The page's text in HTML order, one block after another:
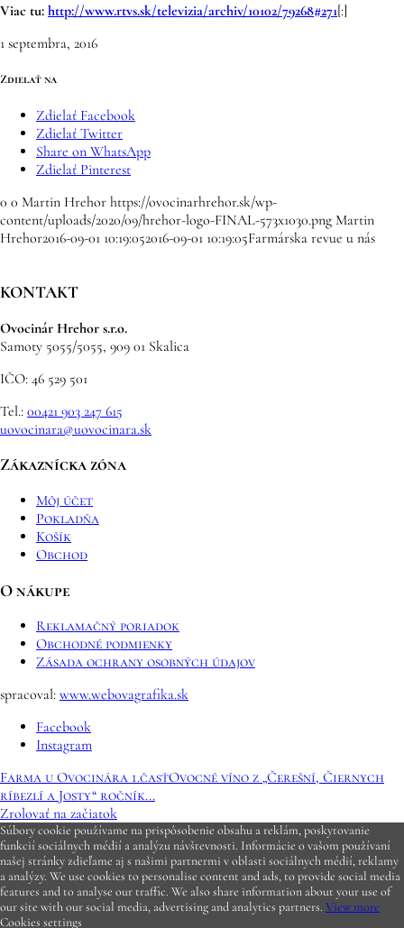
Viac tu: http://www.rtvs.sk/televizia/archiv/10102/79268#271[:]
1 septembra, 2016
Zdielať na
Zdielať Facebook
Zdielať Twitter
Share on WhatsApp
Zdielať Pinterest
0 0 Martin Hrehor https://ovocinarhrehor.sk/wp-
content/uploads/2020/09/hrehor-logo-FINAL-573x1030.png Martin
Hrehor2016-09-01 10:19:052016-09-01 10:19:05Farmárska revue u nás
KONTAKT
Ovocinár Hrehor s.r.o.
Samoty 5055/5055, 909 01 Skalica
IČO: 46 529 501
Tel.: 00421 903 247 615
uovocinara@uovocinara.sk
Zákaznícka zóna
Môj účet
Pokladňa
Košík
Obchod
O nákupe
Reklamačný poriadok
Obchodné podmienky
Zásada ochrany osobných údajov
spracoval: www.webovagrafika.sk
Facebook
Instagram
Farma u Ovocinára 1.časťOvocné víno z „Čerešní, Čiernych
ríbezlí a Josty“ ročník...
Zrolovať na začiatok
Súbory cookie používame na prispôsobenie obsahu a reklám, poskytovanie
funkcií sociálnych médií a analýzu návštevnosti. Informácie o vašom používaní
našej stránky zdieľame aj s našimi partnermi v oblasti sociálnych médií, reklamy
a analýzy. We use cookies to personalise content and ads, to provide social media
features and to analyse our traffic. We also share information about your use of
our site with our social media, advertising and analytics partners. View more
Cookies settings